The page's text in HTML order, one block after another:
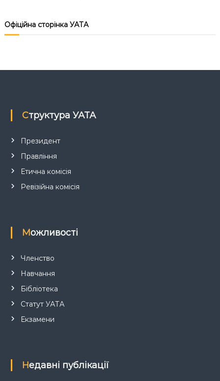
і
з
п
и
с
Офіційна сторінка УАТА
Структура УАТА
Президент
Правління
Етична комісія
Ревізійна комісія
Можливості
Членство
Навчання
Бібліотека
Статут УАТА
Екзамени
Недавні публікації